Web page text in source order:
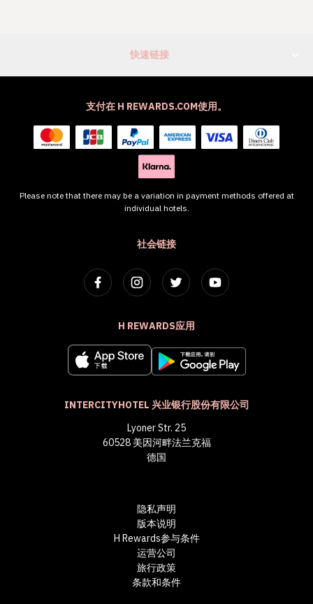
快速链接
社会链接
H REWARDS应用
INTERCITYHOTEL 兴业银行股份有限公司
Lyoner Str. 25
60528 美因河畔法兰克福
德国
支付在 H REWARDS.COM使用。
Please note that there may be a variation in payment methods offered at
individual hotels.
隐私声明
版本说明
H Rewards参与条件
运营公司
旅行政策
条款和条件